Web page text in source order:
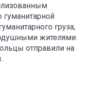
груза,
жителями.
отправили на